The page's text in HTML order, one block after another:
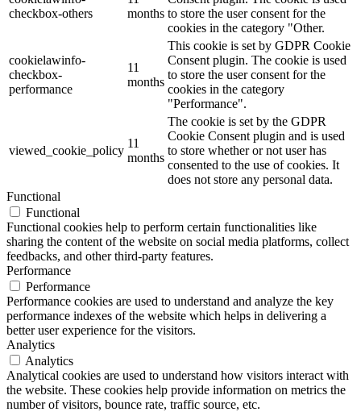
checkbox-others
months to store the user consent for the
cookies in the category "Other.
cookielawinfo-
checkbox-
performance
11
months
This cookie is set by GDPR Cookie
Consent plugin. The cookie is used
to store the user consent for the
cookies in the category
"Performance".
viewed_cookie_policy
11
months
The cookie is set by the GDPR
Cookie Consent plugin and is used
to store whether or not user has
consented to the use of cookies. It
does not store any personal data.
Functional
Functional
Functional cookies help to perform certain functionalities like
sharing the content of the website on social media platforms, collect
feedbacks, and other third-party features.
Performance
Performance
Performance cookies are used to understand and analyze the key
performance indexes of the website which helps in delivering a
better user experience for the visitors.
Analytics
Analytics
Analytical cookies are used to understand how visitors interact with
the website. These cookies help provide information on metrics the
number of visitors, bounce rate, traffic source, etc.